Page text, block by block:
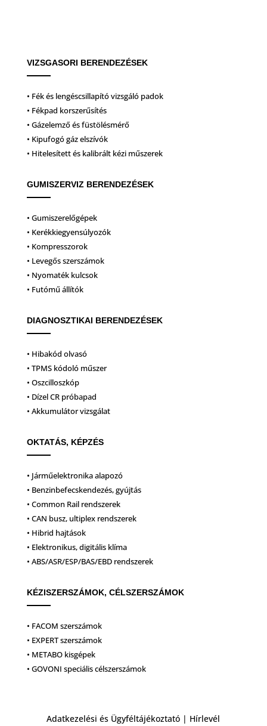
VIZSGASORI BERENDEZÉSEK
• Fék és lengéscsillapító vizsgáló padok
• Fékpad korszerűsítés
• Gázelemző és füstölésmérő
• Kipufogó gáz elszívók
• Hitelesített és kalibrált kézi műszerek
GUMISZERVIZ BERENDEZÉSEK
• Gumiszerelőgépek
• Kerékkiegyensúlyozók
• Kompresszorok
• Levegős szerszámok
• Nyomaték kulcsok
• Futómű állítók
DIAGNOSZTIKAI BERENDEZÉSEK
• Hibakód olvasó
• TPMS kódoló műszer
• Oszcilloszkóp
• Dízel CR próbapad
• Akkumulátor vizsgálat
OKTATÁS, KÉPZÉS
• Járműelektronika alapozó
• Benzinbefecskendezés, gyújtás
• Common Rail rendszerek
• CAN busz, ultiplex rendszerek
• Hibrid hajtások
• Elektronikus, digitális klíma
• ABS/ASR/ESP/BAS/EBD rendszerek
KÉZISZERSZÁMOK, CÉLSZERSZÁMOK
• FACOM szerszámok
• EXPERT szerszámok
• METABO kisgépek
• GOVONI speciális célszerszámok
Adatkezelési és Ügyféltájékoztató | Hírlevél